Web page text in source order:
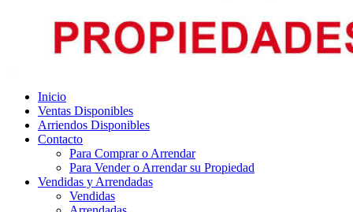
Inicio
Ventas Disponibles
Arriendos Disponibles
Contacto
Para Comprar o Arrendar
Para Vender o Arrendar su Propiedad
Vendidas y Arrendadas
Vendidas